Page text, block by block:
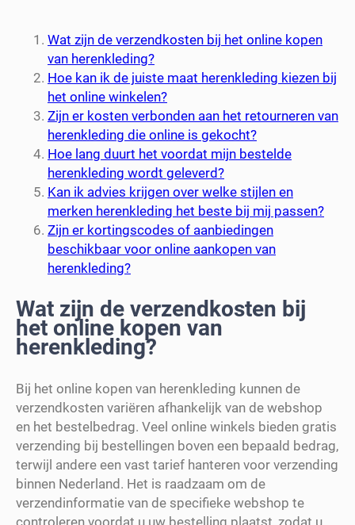
Wat zijn de verzendkosten bij het online kopen
van herenkleding?
Hoe kan ik de juiste maat herenkleding kiezen bij
het online winkelen?
Zijn er kosten verbonden aan het retourneren van
herenkleding die online is gekocht?
Hoe lang duurt het voordat mijn bestelde
herenkleding wordt geleverd?
Kan ik advies krijgen over welke stijlen en
merken herenkleding het beste bij mij passen?
Zijn er kortingscodes of aanbiedingen
beschikbaar voor online aankopen van
herenkleding?
Wat zijn de verzendkosten bij
het online kopen van
herenkleding?
Bij het online kopen van herenkleding kunnen de
verzendkosten variëren afhankelijk van de webshop
en het bestelbedrag. Veel online winkels bieden gratis
verzending bij bestellingen boven een bepaald bedrag,
terwijl andere een vast tarief hanteren voor verzending
binnen Nederland. Het is raadzaam om de
verzendinformatie van de specifieke webshop te
controleren voordat u uw bestelling plaatst, zodat u